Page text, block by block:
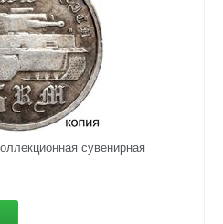
сувенирная